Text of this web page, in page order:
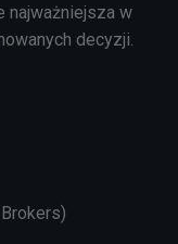
najważniejsza w
decyzji.